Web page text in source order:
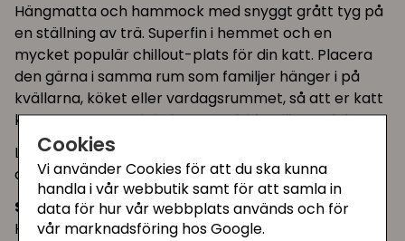
Cookies
Vi använder Cookies för att du ska kunna
handla i vår webbutik samt för att samla in
data för hur vår webbplats används och för
vår marknadsföring hos Google.
Hängmatta och hammock med snyggt grått tyg på
en ställning av trä. Superfin i hemmet och en
mycket populär chillout-plats för din katt. Placera
den gärna i samma rum som familjer hänger i på
kvällarna, köket eller vardagsrummet, så att er katt
kan ta en catnap i sin hammock i familjens närhet.
Lätt att montera, kvalitetsmaterial och "supersoft
cover" på tyget.
Storlek: 60 x 35 x 15 cm
Hammockens tygstorlek: 57 x 38 cm.